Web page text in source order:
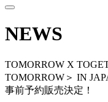
NEWS
TOMORROW X
TOMORROW＞ IN
事前予約販売決定！